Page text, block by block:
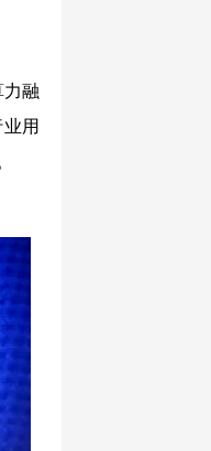
融
用